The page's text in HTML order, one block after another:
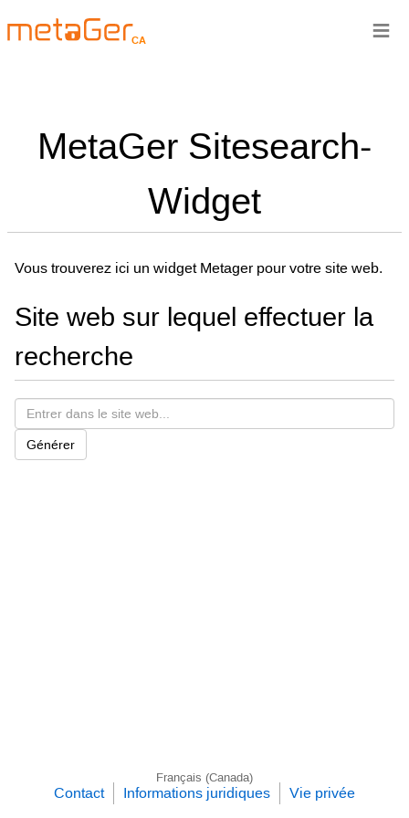
CA
MetaGer Sitesearch-
Widget
Vous trouverez ici un widget Metager pour votre site web.
Site web sur lequel effectuer la
recherche
Générer
≡
Français (Canada)
Contact Informations juridiques Vie privée